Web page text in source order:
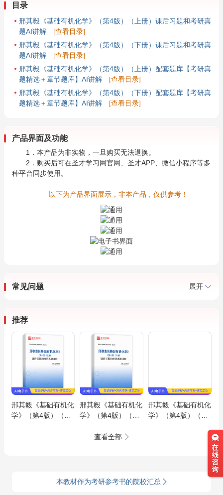
目录
邢其毅《基础有机化学》（第4版）（上册）课后习题和考研真
题AI讲解
[查看目录]
邢其毅《基础有机化学》（第4版）（下册）课后习题和考研真
题AI讲解
[查看目录]
邢其毅《基础有机化学》（第4版）（上册）配套题库【考研真
题精选＋章节题库】AI讲解
[查看目录]
邢其毅《基础有机化学》（第4版）（下册）配套题库【考研真
题精选＋章节题库】AI讲解
[查看目录]
产品界面及功能
1．本产品为非实物，一旦购买无法退换。
2．购买后可在圣才学习网官网、圣才APP、微信小程序等多
种平台同步使用。
以下为产品界面展示，非本产品，仅供参考！
常见问题 展开
推荐
邢其毅《基础有机化
学》（第4版）（上
邢其毅《基础有机化
学》（第4版）（下
真题AI讲解
邢其毅《基础有机化
学》（第4版）（上
查看全部
本教材作为考研参考书的院校汇总